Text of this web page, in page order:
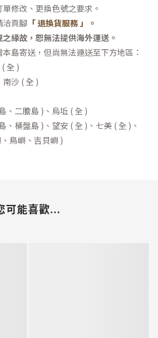
單修改、更換色號之要求。
洽頁腳 「 退換貨服務 」
。
緣故，恕無法提供海外運送。
島寄送，但尚無法運送至下方地區：
全 )
沙 ( 全 )
、二膽島 )、烏坵 ( 全 )
、桶盤島 )、望安 ( 全 )、七美 ( 全 )、
鳥嶼、吉貝嶼 )
可能喜歡...